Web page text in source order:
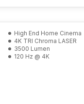
High End Home Cinema
4K TRI Chroma LASER
3500 Lumen
120 Hz @ 4K